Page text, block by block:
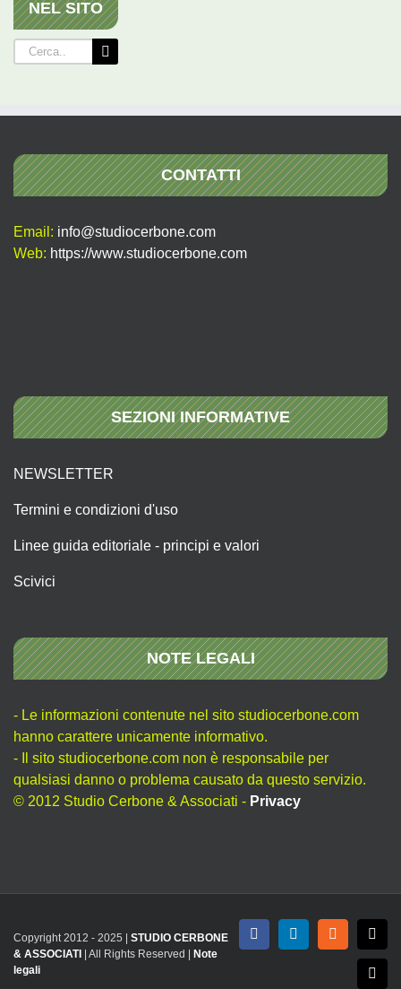
NEL SITO
Cerca
per:
CONTATTI
Email: info@studiocerbone.com
Web: https://www.studiocerbone.com
SEZIONI INFORMATIVE
NEWSLETTER
Termini e condizioni d'uso
Linee guida editoriale - principi e valori
Scivici
NOTE LEGALI
- Le informazioni contenute nel sito studiocerbone.com
hanno carattere unicamente informativo.
- Il sito studiocerbone.com non è responsabile per
qualsiasi danno o problema causato da questo servizio.
© 2012 Studio Cerbone & Associati - Privacy
Copyright 2012 - 2025 | STUDIO CERBONE
& ASSOCIATI
| All Rights Reserved |
Note
legali
FacebookLinkedInRss X